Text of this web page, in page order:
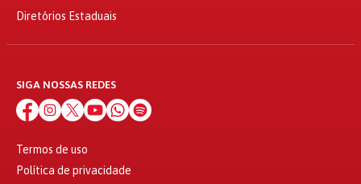
Diretórios Estaduais
SIGA NOSSAS REDES
Termos de uso
Política de privacidade